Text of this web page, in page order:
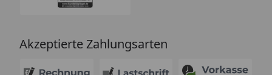
Akzeptierte Zahlungsarten